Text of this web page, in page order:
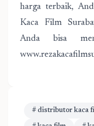
harga terbaik,
Kaca Film
Anda bisa
# distributor kaca